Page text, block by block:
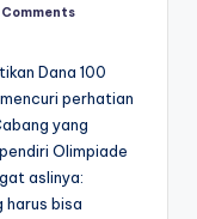
Comments
Dana 100
perhatian
yang
Olimpiade
aslinya:
harus bisa